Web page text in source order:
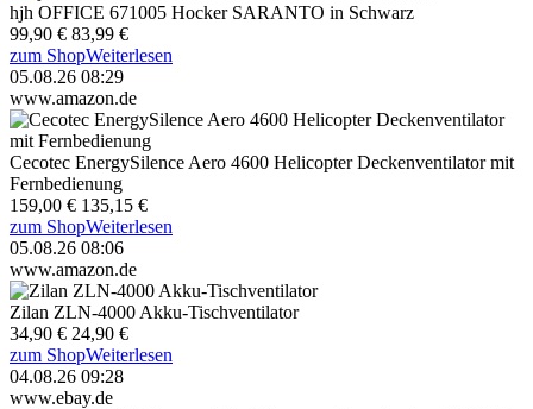
hjh OFFICE 671005 Hocker SARANTO in Schwarz
99,90 € 83,99 €
zum ShopWeiterlesen
05.08.26 08:29
www.amazon.de
Cecotec EnergySilence Aero 4600 Helicopter Deckenventilator mit
Fernbedienung
159,00 € 135,15 €
zum ShopWeiterlesen
05.08.26 08:06
www.amazon.de
Zilan ZLN-4000 Akku-Tischventilator
34,90 € 24,90 €
zum ShopWeiterlesen
04.08.26 09:28
www.ebay.de